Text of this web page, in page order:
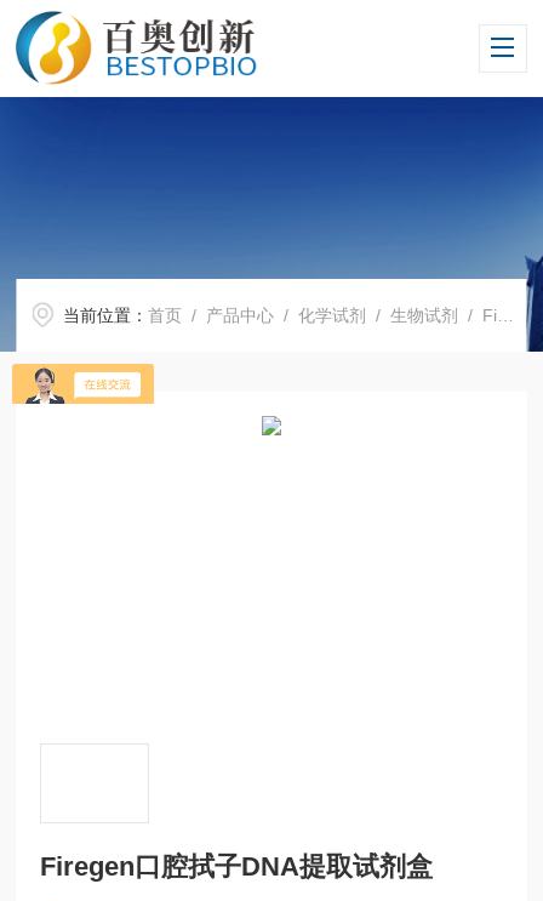
当前位置：首页 / 产品中心 /化学试剂 /生物试剂 / Firegen口腔拭子DNA提取试剂盒
Firegen口腔拭子DNA提取试剂盒